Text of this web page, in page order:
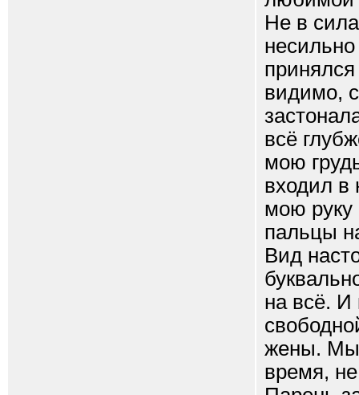
Не в
видимо,
всё
мою
входил в
мою руку
пальцы
Вид
на всё. И
жены.
время,